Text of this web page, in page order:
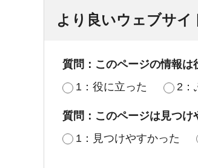
より良いウェブサ
質問：このページの情報は
1：役に立った
2：
質問：このページは見つけ
1：見つけやすかった